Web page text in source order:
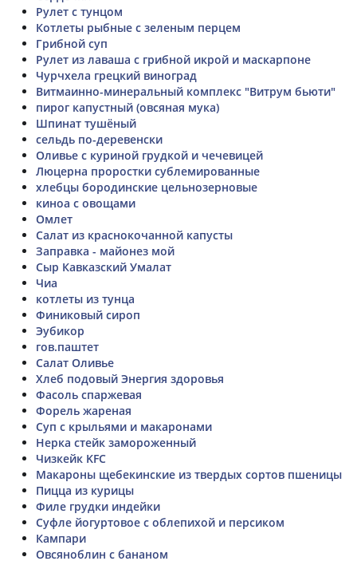
Рулет с тунцом
Котлеты рыбные с зеленым перцем
Грибной суп
Рулет из лаваша с грибной икрой и маскарпоне
Чурчхела грецкий виноград
Витмаинно-минеральный комплекс "Витрум бьюти"
пирог капустный (овсяная мука)
Шпинат тушёный
сельдь по-деревенски
Оливье с куриной грудкой и чечевицей
Люцерна проростки сублемированные
хлебцы бородинские цельнозерновые
киноа с овощами
Омлет
Салат из краснокочанной капусты
Заправка - майонез мой
Сыр Кавказский Умалат
Чиа
котлеты из тунца
Финиковый сироп
Эубикор
гов.паштет
Салат Оливье
Хлеб подовый Энергия здоровья
Фасоль спаржевая
Форель жареная
Суп с крыльями и макаронами
Нерка стейк замороженный
Чизкейк KFC
Макароны щебекинские из твердых сортов пшеницы
Пицца из курицы
Филе грудки индейки
Суфле йогуртовое с облепихой и персиком
Кампари
Овсяноблин с бананом